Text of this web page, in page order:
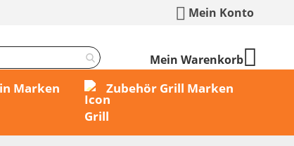
Mein Konto
Mein Warenkorb
Marken Zubehör Grill Marken